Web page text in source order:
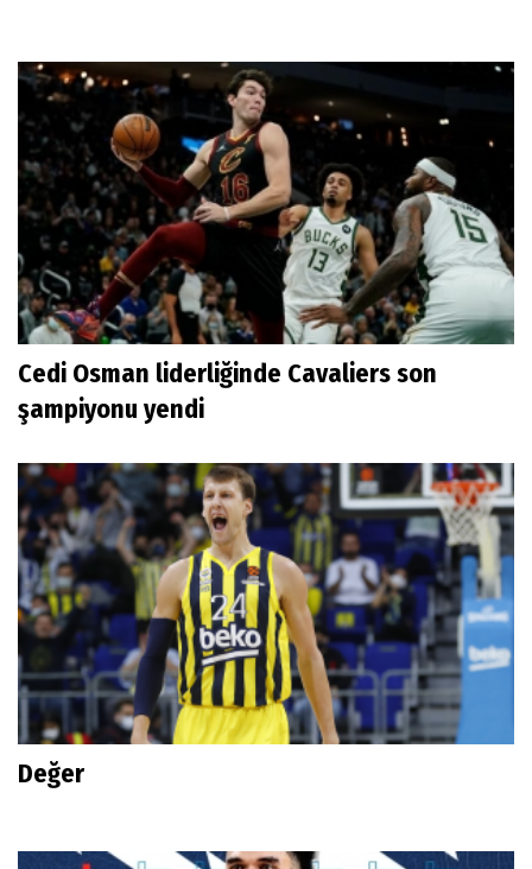
Cedi Osman liderliğinde Cavaliers son
şampiyonu yendi
Değer